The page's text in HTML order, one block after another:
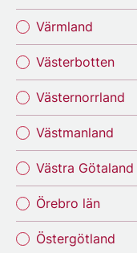
Värmland
Västerbotten
Västernorrland
Västmanland
Västra Götaland
Örebro län
Östergötland